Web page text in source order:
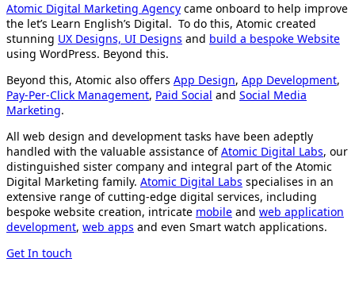
Atomic Digital Marketing Agency came onboard to help improve
the let’s Learn English’s Digital. To do this, Atomic created
stunning UX Designs, UI Designs and build a bespoke Website
using WordPress. Beyond this.
Beyond this, Atomic also offers App Design, App Development,
Pay-Per-Click Management, Paid Social and Social Media
Marketing.
All web design and development tasks have been adeptly
handled with the valuable assistance ofAtomic Digital Labs, our
distinguished sister company and integral part of the Atomic
Digital Marketing family. Atomic Digital Labs specialises in an
extensive range of cutting-edge digital services, including
bespoke website creation, intricate mobile and web application
development, web apps and even Smart watch applications.
Get In touch